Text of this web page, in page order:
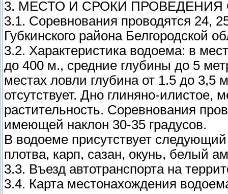
3. МЕСТО И СРОКИ
3.1. Соревнования проводятся 24,
Губкинского района Белгородской
3.2. Характеристика водоема: в
до 400 м., средние глубины до 5
местах ловли глубина от 1.5 до 3,5
отсутствует. Дно глиняно-илистое,
растительность. Соревнования
имеющей наклон 30-35 градусов.
В водоеме присутствует
плотва, карп, сазан, окунь, белый
3.3. Въезд автотранспорта на
3.4. Карта местонахождения